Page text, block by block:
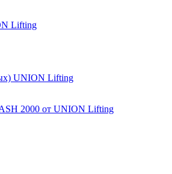
Lifting
UNION Lifting
2000 от UNION Lifting